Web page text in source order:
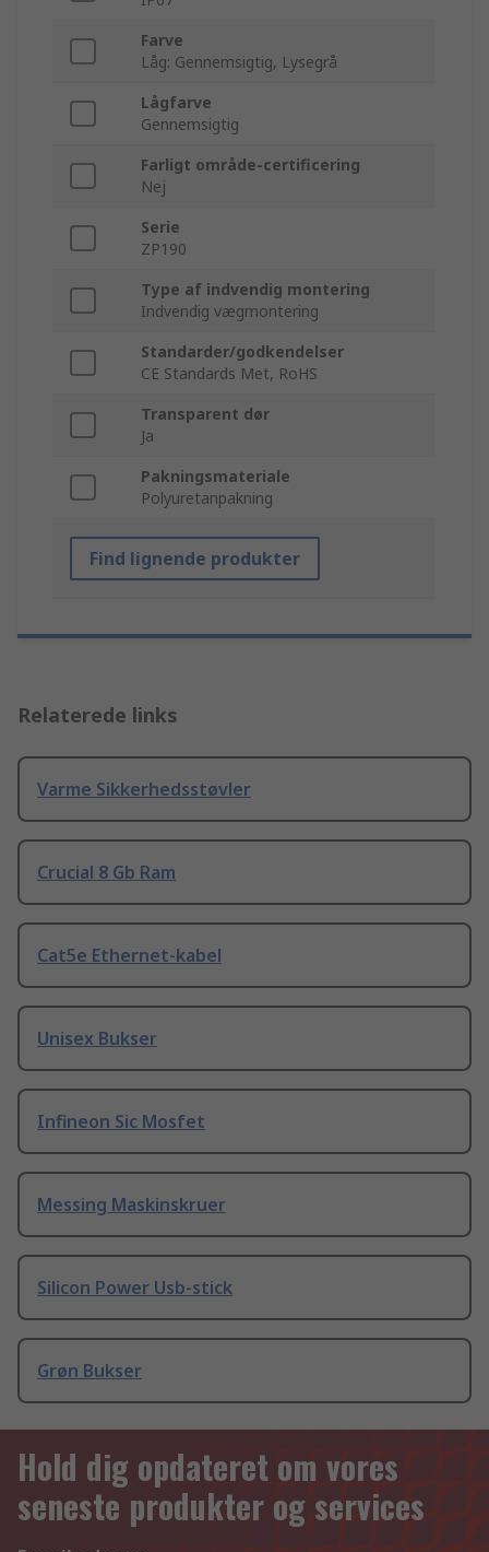
Farve
Låg: Gennemsigtig, Lysegrå
Lågfarve
Gennemsigtig
Farligt område-certificering
Nej
Serie
ZP190
Type af indvendig montering
Indvendig vægmontering
Standarder/godkendelser
CE Standards Met, RoHS
Transparent dør
Ja
Pakningsmateriale
Polyuretanpakning
Find lignende produkter
Relaterede links
Varme Sikkerhedsstøvler
Crucial 8 Gb Ram
Cat5e Ethernet-kabel
Unisex Bukser
Infineon Sic Mosfet
Messing Maskinskruer
Silicon Power Usb-stick
Grøn Bukser
Hold dig opdateret om vores
seneste produkter og services